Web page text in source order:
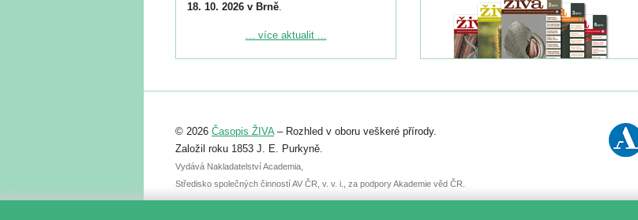
18. 10. 2026 v Brně.
Podrobnější informace ke konferenci
Registrovat se můžete do 6. září.
abstraktu přihlášené přednášky nebo
posteru je už 30. června.
... více aktualit ...
© 2026 Časopis ŽIVA– Rozhled v oboru veškeré přírody.
Založil roku 1853 J. E. Purkyně.
Vydává Nakladatelství Academia,
Středisko společných činností AV ČR, v. v. i., za podpory Akademie věd ČR.